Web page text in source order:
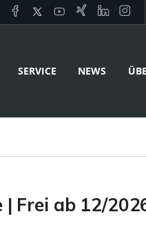
SERVICE NEWS
Frei ab 12/